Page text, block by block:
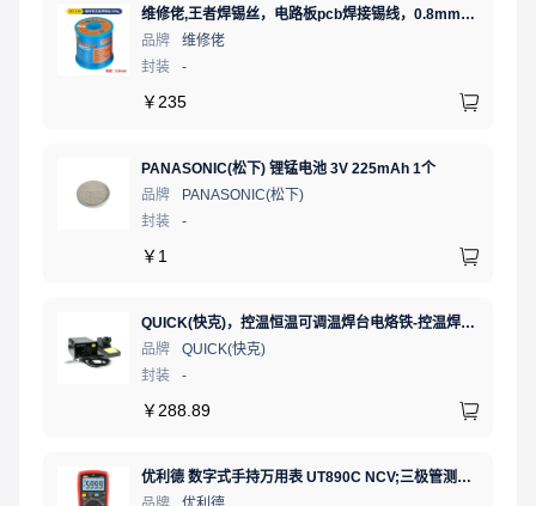
维修佬,王者焊锡丝，电路板pcb焊接锡线，0.8mm800g,1个
品牌
维修佬
封装
-
￥ 235
PANASONIC(松下) 锂锰电池 3V 225mAh 1个
品牌
PANASONIC(松下)
封装
-
￥ 1
QUICK(快克)，控温恒温可调温焊台电烙铁-控温焊台60W，936标配
品牌
QUICK(快克)
封装
-
￥ 288.89
优利德 数字式手持万用表 UT890C NCV;三极管测试;二极管测试;火线辨别;真有效值;通断测试